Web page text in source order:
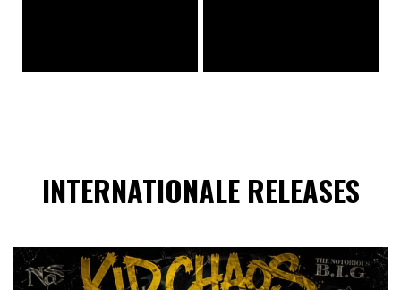
INTERNATIONALE RELEASES